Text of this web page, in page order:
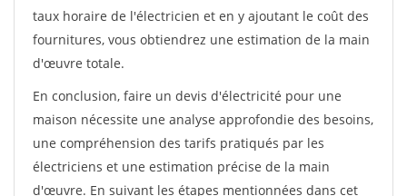
taux horaire de l'électricien et en y ajoutant le coût des
fournitures, vous obtiendrez une estimation de la main
d'œuvre totale.
En conclusion, faire un devis d'électricité pour une
maison nécessite une analyse approfondie des besoins,
une compréhension des tarifs pratiqués par les
électriciens et une estimation précise de la main
d'œuvre. En suivant les étapes mentionnées dans cet